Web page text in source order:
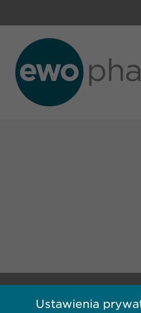
Ustawienia